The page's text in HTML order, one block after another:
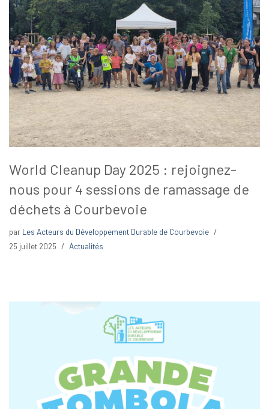
World Cleanup Day 2025 : rejoignez-
nous pour 4 sessions de ramassage de
déchets à Courbevoie
par Les Acteurs du Développement Durable de Courbevoie
25 juillet 2025
Actualités